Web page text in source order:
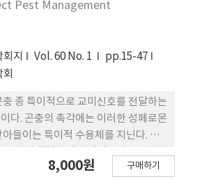
는 교미교란제를 중심으로 한 해충예
개발, 해충에 대한 DB 프로그램 및 정
네트워크가 구축되었다. 2010년대는
Pest Management
지 Vol. 60 No. 1
pp.15-47
종 특이적으로 교미신호를 전달하는
다. 곤충의 촉각에는 이러한 성페로몬
들이는 특이적 수용체를 지닌다. 성
로 전달되어 정보 인식을 통해 교미행
8,000원 구매하기